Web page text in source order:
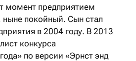
момент предприятием
ныне покойный. Сын стал
в 2004 году. В 2013
конкурса
по версии «Эрнст энд